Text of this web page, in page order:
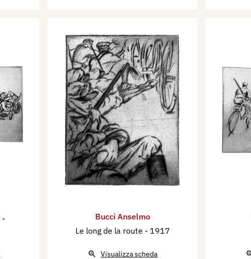
-
Bucci Anselmo
Le long de la route - 1917
Visualizza scheda